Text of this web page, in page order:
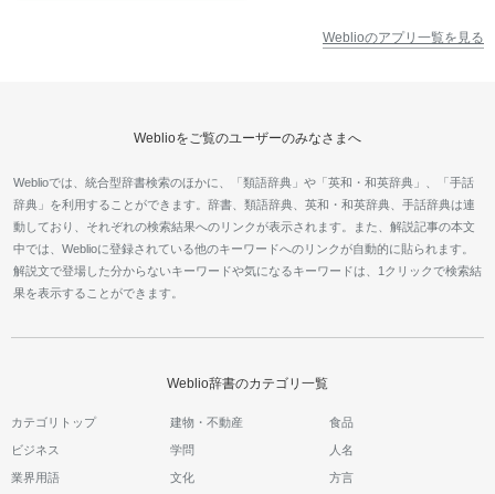
Weblioのアプリ一覧を見る
Weblioをご覧のユーザーのみなさまへ
Weblioでは、統合型辞書検索のほかに、「類語辞典」や「英和・和英辞典」、「手話
辞典」を利用することができます。辞書、類語辞典、英和・和英辞典、手話辞典は連
動しており、それぞれの検索結果へのリンクが表示されます。また、解説記事の本文
中では、Weblioに登録されている他のキーワードへのリンクが自動的に貼られます。
解説文で登場した分からないキーワードや気になるキーワードは、1クリックで検索結
果を表示することができます。
Weblio辞書のカテゴリ一覧
カテゴリトップ 建物・不動産 食品
ビジネス 学問 人名
業界用語 文化 方言